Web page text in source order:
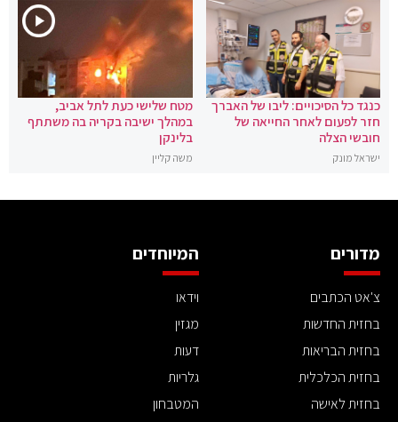
כנגד כל הסיכויים: ליבו של האברך
חזר לפעום לאחר החייאה של
חובשי הצלה
ישראל מונק
מטח שלישי כעת לתל אביב,
במהלך ישיבה בקריה בה משתתף
בלינקן
משה קליין
מדורים
צ'אט הכתבים
בחזית החדשות
בחזית הבריאות
בחזית הכלכלית
בחזית לאישה
המיוחדים
וידאו
מגזין
דעות
גלריות
המטבחון